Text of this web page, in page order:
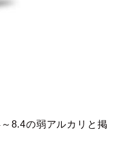
8.4の弱アルカリと掲